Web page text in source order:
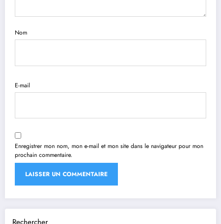
Nom
E-mail
Enregistrer mon nom, mon e-mail et mon site dans le navigateur pour mon
prochain commentaire.